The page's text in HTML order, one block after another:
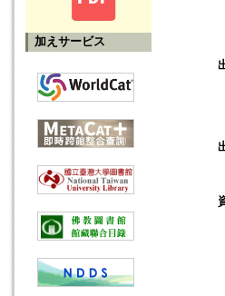
加えサービス